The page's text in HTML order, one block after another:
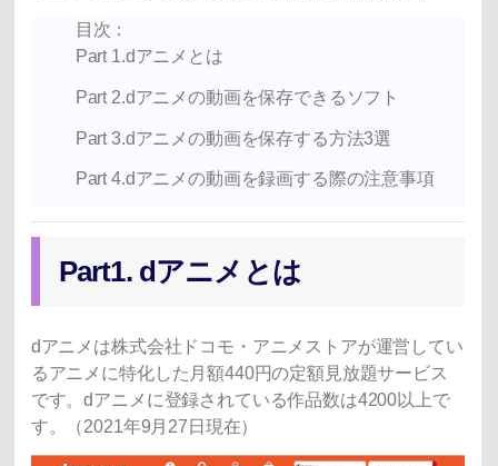
目次：
Part 1.dアニメとは
Part 2.dアニメの動画を保存できるソフト
Part 3.dアニメの動画を保存する方法3選
Part 4.dアニメの動画を録画する際の注意事項
Part1. dアニメとは
dアニメは株式会社ドコモ・アニメストアが運営してい
るアニメに特化した月額440円の定額見放題サービス
です。dアニメに登録されている作品数は4200以上で
す。（2021年9月27日現在）